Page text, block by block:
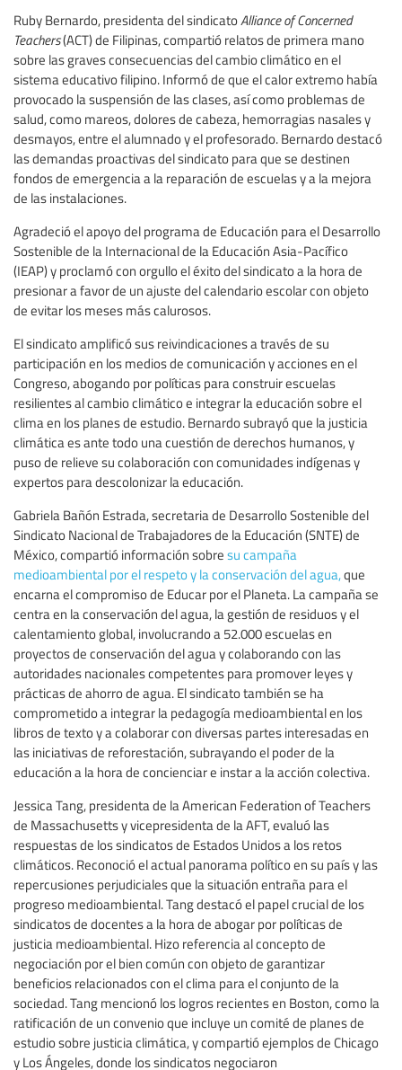
Ruby Bernardo, presidenta del sindicatoAlliance of Concerned
Teachers(ACT) de Filipinas, compartió relatos de primera mano
sobre las graves consecuencias del cambio climático en el
sistema educativo filipino. Informó de que el calor extremo había
provocado la suspensión de las clases, así como problemas de
salud, como mareos, dolores de cabeza, hemorragias nasales y
desmayos, entre el alumnado y el profesorado. Bernardo destacó
las demandas proactivas del sindicato para que se destinen
fondos de emergencia a la reparación de escuelas y a la mejora
de las instalaciones.
Agradeció el apoyo del programa de Educación para el Desarrollo
Sostenible de la Internacional de la Educación Asia-Pacífico
(IEAP) y proclamó con orgullo el éxito del sindicato a la hora de
presionar a favor de un ajuste del calendario escolar con objeto
de evitar los meses más calurosos.
El sindicato amplificó sus reivindicaciones a través de su
participación en los medios de comunicación y acciones en el
Congreso, abogando por políticas para construir escuelas
resilientes al cambio climático e integrar la educación sobre el
clima en los planes de estudio. Bernardo subrayó que la justicia
climática es ante todo una cuestión de derechos humanos, y
puso de relieve su colaboración con comunidades indígenas y
expertos para descolonizar la educación.
Gabriela Bañón Estrada, secretaria de Desarrollo Sostenible del
Sindicato Nacional de Trabajadores de la Educación (SNTE) de
México, compartió información sobre su campaña
medioambiental por el respeto y la conservación del agua,que
encarna el compromiso de Educar por el Planeta. La campaña se
centra en la conservación del agua, la gestión de residuos y el
calentamiento global, involucrando a 52.000 escuelas en
proyectos de conservación del agua y colaborando con las
autoridades nacionales competentes para promover leyes y
prácticas de ahorro de agua. El sindicato también se ha
comprometido a integrar la pedagogía medioambiental en los
libros de texto y a colaborar con diversas partes interesadas en
las iniciativas de reforestación, subrayando el poder de la
educación a la hora de concienciar e instar a la acción colectiva.
Jessica Tang, presidenta de la American Federation of Teachers
de Massachusetts y vicepresidenta de la AFT, evaluó las
respuestas de los sindicatos de Estados Unidos a los retos
climáticos. Reconoció el actual panorama político en su país y las
repercusiones perjudiciales que la situación entraña para el
progreso medioambiental. Tang destacó el papel crucial de los
sindicatos de docentes a la hora de abogar por políticas de
justicia medioambiental. Hizo referencia al concepto de
negociación por el bien común con objeto de garantizar
beneficios relacionados con el clima para el conjunto de la
sociedad. Tang mencionó los logros recientes en Boston, como la
ratificación de un convenio que incluye un comité de planes de
estudio sobre justicia climática, y compartió ejemplos de Chicago
y Los Ángeles, donde los sindicatos negociaron